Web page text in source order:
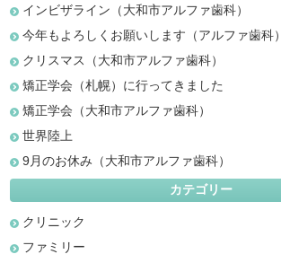
インビザライン（大和市アルファ歯科）
今年もよろしくお願いします（アルファ歯科）
クリスマス（大和市アルファ歯科）
矯正学会（札幌）に行ってきました
矯正学会（大和市アルファ歯科）
世界陸上
9月のお休み（大和市アルファ歯科）
カテゴリー
クリニック
ファミリー